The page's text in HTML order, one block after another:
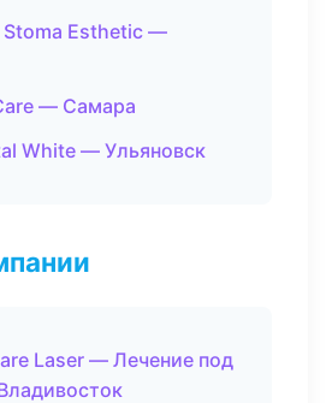
Stoma Esthetic —
— Самара
White — Ульяновск
Laser — Лечение под